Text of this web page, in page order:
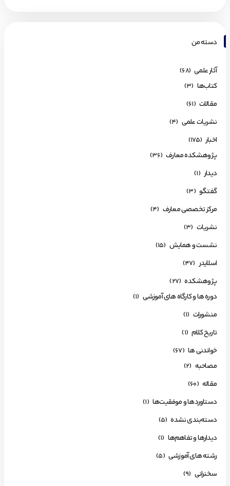
دسته من
آثار علمی (68)
کتاب‌ها (3)
مقالات (61)
نشریات علمی (4)
اخبار (175)
پژوهشکده معارف (36)
دیدار (1)
گفتگو (3)
مرکز تخصصی معارف (4)
نشریات (3)
نشست و همایش (15)
اسلایدر (47)
پژوهشکده (27)
دوره ها و کارگاه های آموزشی (1)
منشورات (1)
تاریخ کلام (1)
خواندنی ها (67)
مصاحبه (2)
مقاله (60)
دستاوردها و موفقیت‌ها (1)
دسته‌بندی نشده (5)
دیدارها و تفاهم‌ها (1)
رشته های آموزشی (5)
سخنرانی (9)